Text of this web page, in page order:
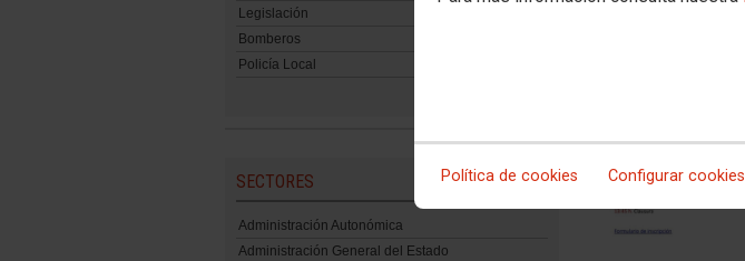
Política de cookies Configurar cookies
Legislación
Bomberos
Policía Local
SECTORES
Administración Autonómica
Administración General del Estado